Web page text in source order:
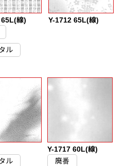
65L(線)
ル
Y-1712 65L(線)
ル
Y-1717 60L(線)
廃番